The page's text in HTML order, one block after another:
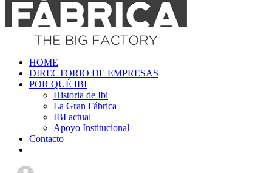
HOME
DIRECTORIO DE EMPRESAS
POR QUÉ IBI
Historia de Ibi
La Gran Fábrica
IBI actual
Apoyo Institucional
Contacto